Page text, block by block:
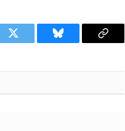
Twitter Bluesky
Copy